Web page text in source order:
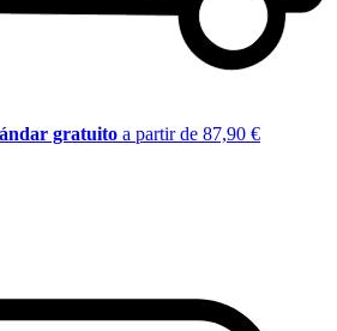
gratuito a partir de 87,90 €